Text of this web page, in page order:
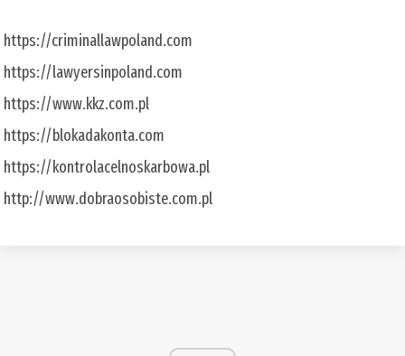
https://criminallawpoland.com
https://lawyersinpoland.com
https://www.kkz.com.pl
https://blokadakonta.com
https://kontrolacelnoskarbowa.pl
http://www.dobraosobiste.com.pl